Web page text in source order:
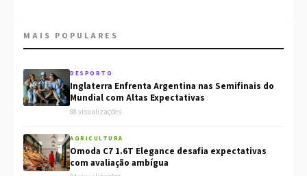
MAIS POPULARES
DESPORTO
Inglaterra Enfrenta Argentina nas Semifinais do
Mundial com Altas Expectativas
88 visualizações
AGRICULTURA
Omoda C7 1.6T Elegance desafia expectativas
com avaliação ambígua